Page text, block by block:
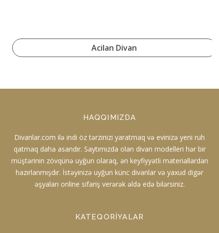
Acilan Divan
HAQQIMIZDA
Divanlar.com ilə indi öz tərzinizi yaratmaq və evinizə yeni ruh
qatmaq daha asandır. Saytımızda olan divan modelleri hər bir
müştərinin zövqünə uyğun olaraq, ən keyfiyyətli materiallardan
hazırlanmışdır. İstəyinizə uyğun künc divanlar və yaxud digər
əşyaları online sifariş verərək əldə edə bilərsiniz.
KATEQORIYALAR